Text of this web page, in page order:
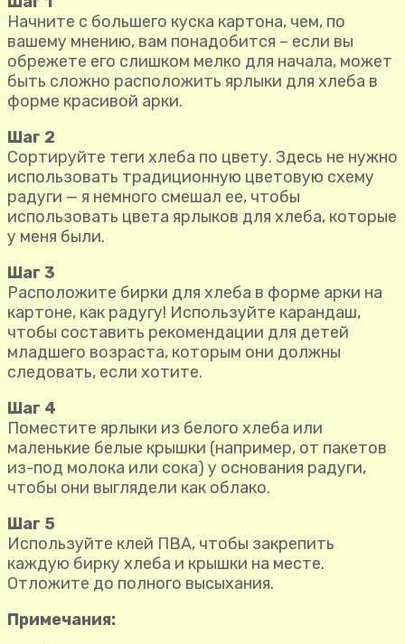
Начните с большего куска картона, чем, по
вашему мнению, вам понадобится – если вы
обрежете его слишком мелко для начала, может
быть сложно расположить ярлыки для хлеба в
форме красивой арки.
Шаг 2
Сортируйте теги хлеба по цвету. Здесь не нужно
использовать традиционную цветовую схему
радуги — я немного смешал ее, чтобы
использовать цвета ярлыков для хлеба, которые
у меня были.
Шаг 3
Расположите бирки для хлеба в форме арки на
картоне, как радугу! Используйте карандаш,
чтобы составить рекомендации для детей
младшего возраста, которым они должны
следовать, если хотите.
Шаг 4
Поместите ярлыки из белого хлеба или
маленькие белые крышки (например, от пакетов
из-под молока или сока) у основания радуги,
чтобы они выглядели как облако.
Шаг 5
Используйте клей ПВА, чтобы закрепить
каждую бирку хлеба и крышки на месте.
Отложите до полного высыхания.
Примечания: